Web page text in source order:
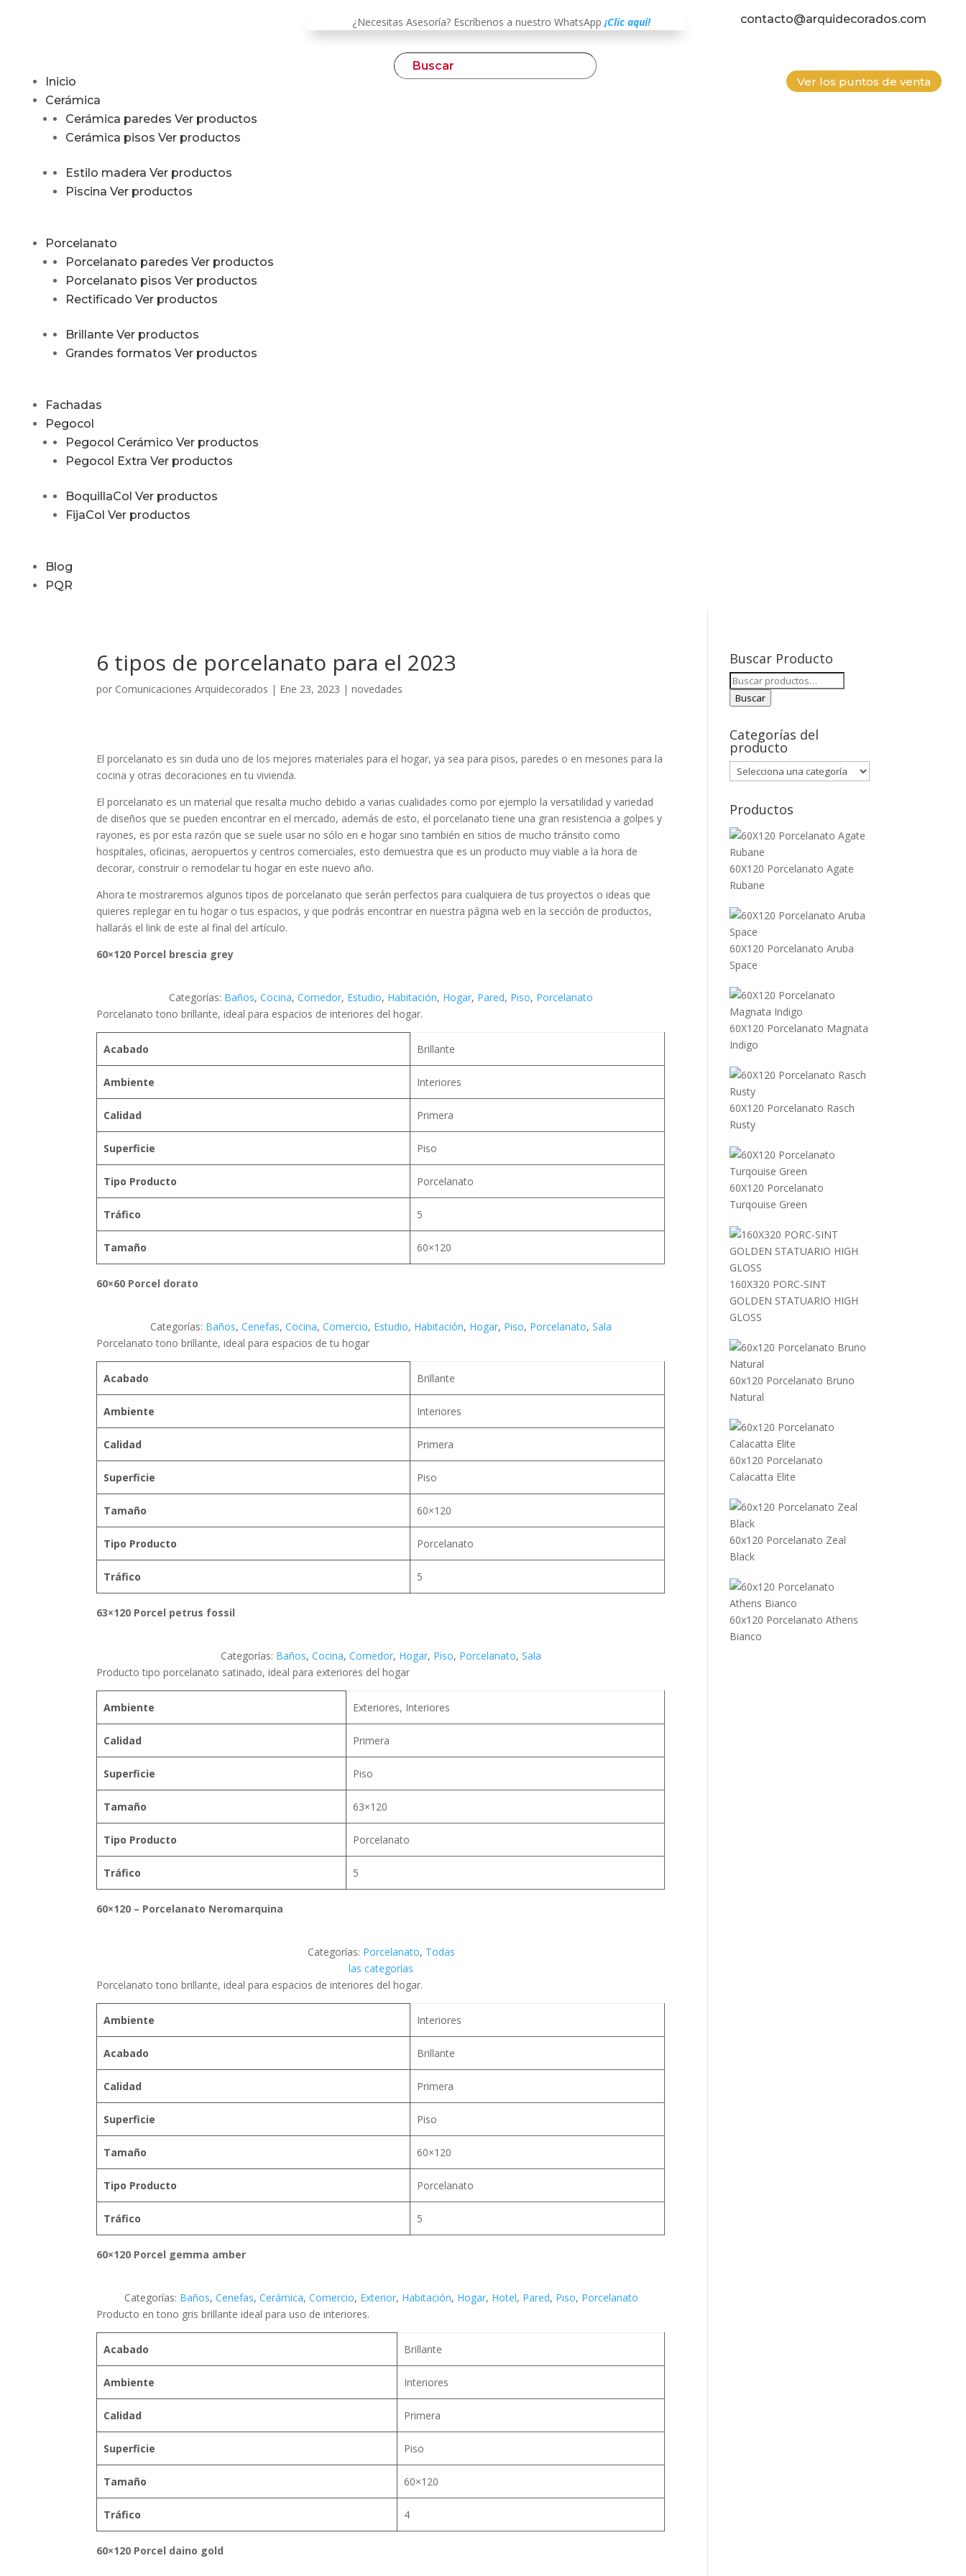
¿Necesitas Asesoría? Escríbenos a nuestro WhatsApp¡Clic aquí! contacto@arquidecorados.com
Inicio
Cerámica
Cerámica paredes Ver productos
Cerámica pisos Ver productos
Estilo madera Ver productos
Piscina Ver productos
Porcelanato
Porcelanato paredes Ver productos
Porcelanato pisos Ver productos
Rectificado Ver productos
Brillante Ver productos
Grandes formatos Ver productos
Fachadas
Pegocol
Pegocol Cerámico Ver productos
Pegocol Extra Ver productos
BoquillaCol Ver productos
FijaCol Ver productos
Blog
PQR
Ver los puntos de venta
6 tipos de porcelanato para el 2023
por Comunicaciones Arquidecorados | Ene 23, 2023 |novedades
El porcelanato es sin duda uno de los mejores materiales para el hogar, ya sea para pisos, paredes o en mesones para la
cocina y otras decoraciones en tu vivienda.
El porcelanato es un material que resalta mucho debido a varias cualidades como por ejemplo la versatilidad y variedad
de diseños que se pueden encontrar en el mercado, además de esto, el porcelanato tiene una gran resistencia a golpes y
rayones, es por esta razón que se suele usar no sólo en e hogar sino también en sitios de mucho tránsito como
hospitales, oficinas, aeropuertos y centros comerciales, esto demuestra que es un producto muy viable a la hora de
decorar, construir o remodelar tu hogar en este nuevo año.
Ahora te mostraremos algunos tipos de porcelanato que serán perfectos para cualquiera de tus proyectos o ideas que
quieres replegar en tu hogar o tus espacios, y que podrás encontrar en nuestra página web en la sección de productos,
hallarás el link de este al final del artículo.
60×120 Porcel brescia grey
Categorías: Baños,Cocina,Comedor, Estudio, Habitación, Hogar, Pared, Piso, Porcelanato
Porcelanato tono brillante, ideal para espacios de interiores del hogar.
Acabado Brillante
Ambiente Interiores
Calidad Primera
Superficie Piso
Tipo Producto Porcelanato
Tráfico 5
Tamaño 60×120
60×60 Porcel dorato
Categorías: Baños,Cenefas,Cocina,Comercio, Estudio, Habitación, Hogar, Piso, Porcelanato,Sala
Porcelanato tono brillante, ideal para espacios de tu hogar
Acabado Brillante
Ambiente Interiores
Calidad Primera
Superficie Piso
Tamaño 60×120
Tipo Producto Porcelanato
Tráfico 5
63×120 Porcel petrus fossil
Categorías: Baños,Cocina,Comedor, Hogar, Piso, Porcelanato,Sala
Producto tipo porcelanato satinado, ideal para exteriores del hogar
Ambiente Exteriores, Interiores
Calidad Primera
Superficie Piso
Tamaño 63×120
Tipo Producto Porcelanato
Tráfico 5
60×120 – Porcelanato Neromarquina
Categorías: Porcelanato, Todas
las categorías
Porcelanato tono brillante, ideal para espacios de interiores del hogar.
Ambiente Interiores
Acabado Brillante
Calidad Primera
Superficie Piso
Tamaño 60×120
Tipo Producto Porcelanato
Tráfico 5
60×120 Porcel gemma amber
Categorías: Baños, Cenefas, Cerámica, Comercio, Exterior, Habitación, Hogar, Hotel, Pared, Piso, Porcelanato
Producto en tono gris brillante ideal para uso de interiores.
Acabado Brillante
Ambiente Interiores
Calidad Primera
Superficie Piso
Tamaño 60×120
Tráfico 4
60×120 Porcel daino gold
Buscar Producto
Buscar
por:
Buscar
Categorías del
producto
Productos
60X120 Porcelanato Agate
Rubane
60X120 Porcelanato Aruba
Space
60X120 Porcelanato Magnata
Indigo
60X120 Porcelanato Rasch
Rusty
60X120 Porcelanato
Turqouise Green
160X320 PORC-SINT
GOLDEN STATUARIO HIGH
GLOSS
60x120 Porcelanato Bruno
Natural
60x120 Porcelanato
Calacatta Elite
60x120 Porcelanato Zeal
Black
60x120 Porcelanato Athens
Bianco